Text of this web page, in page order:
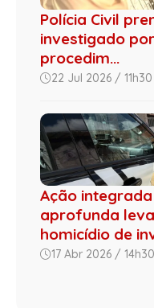
Polícia Civil
investigado
procedim...
22 Jul 2026 / 11h30
Ação
aprofunda
homicídio de
17 Abr 2026 / 14h30